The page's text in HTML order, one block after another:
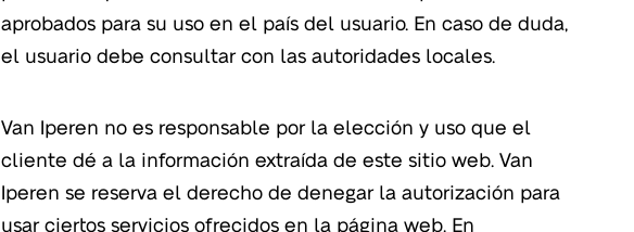
aprobados para su uso en el país del usuario. En caso de duda,
el usuario debe consultar con las autoridades locales.
Van Iperen no es responsable por la elección y uso que el
cliente dé a la información extraída de este sitio web. Van
Iperen se reserva el derecho de denegar la autorización para
usar ciertos servicios ofrecidos en la página web. En